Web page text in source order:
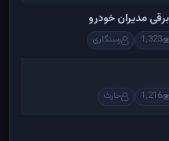
مدیران خودرو
1,323 رستگاری
1,216 حارث